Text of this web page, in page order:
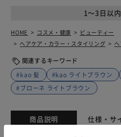
1～3日以
HOME コスメ・健康
ビューティー
ヘアケア・カラー・スタイリング
関連するキーワード
#kao 髪
#kao ライトブラウン
#ブローネ ライトブラウン
商品説明 仕様・サ